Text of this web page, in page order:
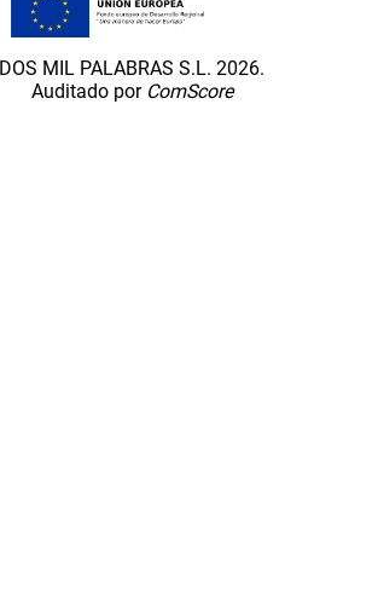
DOS MIL PALABRAS S.L. 2026.
Auditado por ComScore